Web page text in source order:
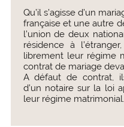
Qu’il s’agisse d’un
française et une autre
l’union de deux
résidence à
librement leur régime
contrat de mariage
A défaut de contrat,
d’un notaire sur la loi
leur régime matrimonial.